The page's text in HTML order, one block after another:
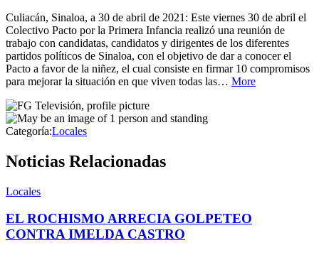
Culiacán, Sinaloa, a 30 de abril de 2021: Este viernes 30 de abril el
Colectivo Pacto por la Primera Infancia realizó una reunión de
trabajo con candidatas, candidatos y dirigentes de los diferentes
partidos políticos de Sinaloa, con el objetivo de dar a conocer el
Pacto a favor de la niñez, el cual consiste en firmar 10 compromisos
para mejorar la situación en que viven todas las… More
Categoría:Locales
Noticias Relacionadas
Locales
EL ROCHISMO ARRECIA GOLPETEO
CONTRA IMELDA CASTRO